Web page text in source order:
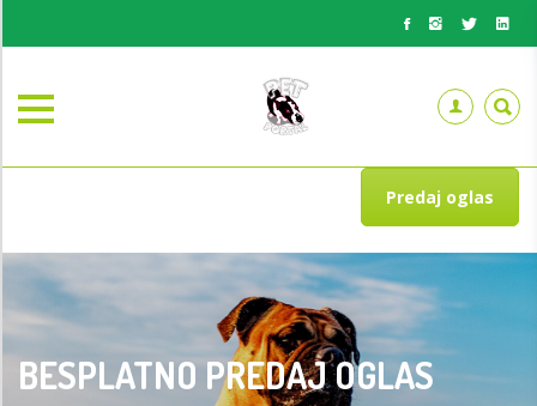
Predaj oglas
BESPLATNO PREDAJ OGLAS